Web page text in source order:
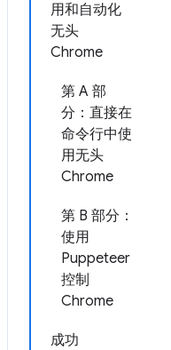
用和自动化
无头
Chrome
第 A 部
分：直接在
命令行中使
用无头
Chrome
第 B 部分：
使用
Puppeteer
控制
Chrome
成功